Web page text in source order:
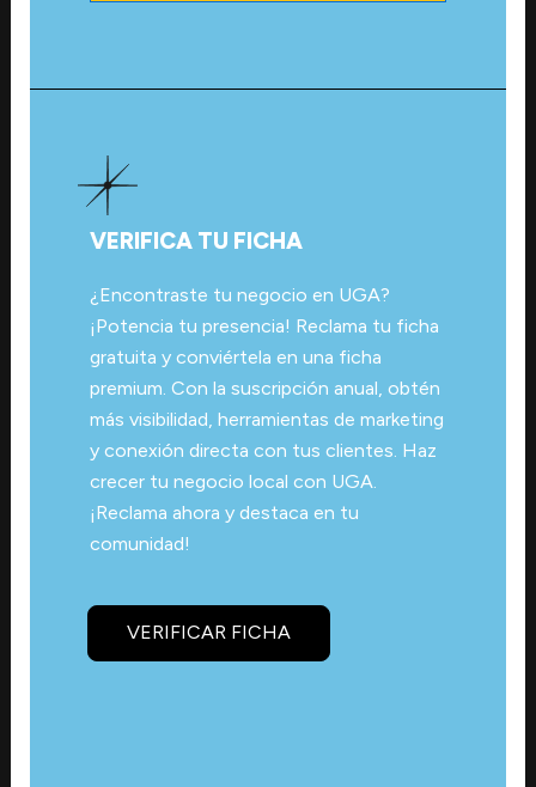
VERIFICA TU FICHA
¿Encontraste tu negocio en UGA?
¡Potencia tu presencia! Reclama tu ficha
gratuita y conviértela en una ficha
premium. Con la suscripción anual, obtén
más visibilidad, herramientas de marketing
y conexión directa con tus clientes. Haz
crecer tu negocio local con UGA.
¡Reclama ahora y destaca en tu
comunidad!
VERIFICAR FICHA